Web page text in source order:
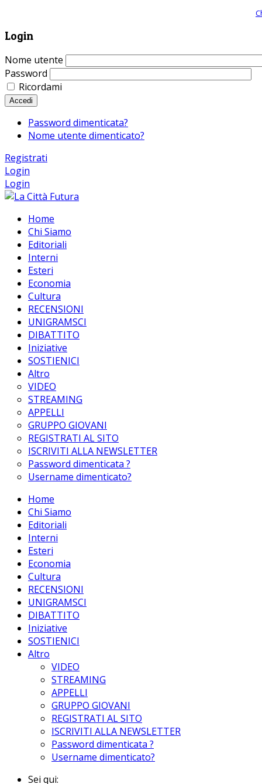
Login
Nome utente
Password
Ricordami
Accedi
Password dimenticata?
Nome utente dimenticato?
Registrati
Login
Login
Home
Chi Siamo
Editoriali
Interni
Esteri
Economia
Cultura
RECENSIONI
UNIGRAMSCI
DIBATTITO
Iniziative
SOSTIENICI
Altro
VIDEO
STREAMING
APPELLI
GRUPPO GIOVANI
REGISTRATI AL SITO
ISCRIVITI ALLA NEWSLETTER
Password dimenticata ?
Username dimenticato?
Home
Chi Siamo
Editoriali
Interni
Esteri
Economia
Cultura
RECENSIONI
UNIGRAMSCI
DIBATTITO
Iniziative
SOSTIENICI
Altro
VIDEO
STREAMING
APPELLI
GRUPPO GIOVANI
REGISTRATI AL SITO
ISCRIVITI ALLA NEWSLETTER
Password dimenticata ?
Username dimenticato?
Sei qui: